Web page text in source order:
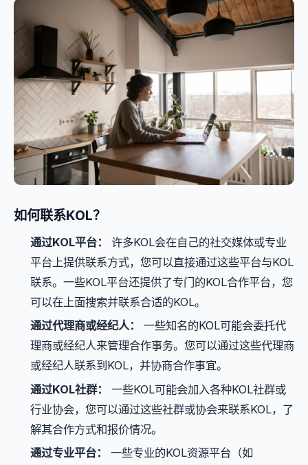
如何联系KOL？
通过KOL平台：
许多KOL会在自己的社交媒体或专业
平台上提供联系方式，您可以直接通过这些平台与KOL
联系。一些KOL平台还提供了专门的KOL合作平台，您
可以在上面搜索并联系合适的KOL。
通过代理商或经纪人：
一些知名的KOL可能会委托代
理商或经纪人来管理合作事务。您可以通过这些代理商
或经纪人联系到KOL，并协商合作事宜。
通过KOL社群：
一些KOL可能会加入各种KOL社群或
行业协会，您可以通过这些社群或协会来联系KOL，了
解其合作方式和报价情况。
通过专业平台：
一些专业的KOL资源平台（如